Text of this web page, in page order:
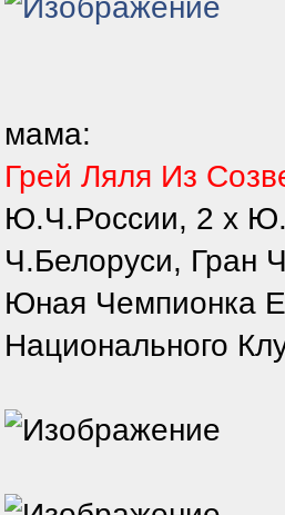
мама:
Грей Ляля Из
Ю.Ч.России, 2 х
Ч.Белоруси, Гран
Юная Чемпионка
Национального